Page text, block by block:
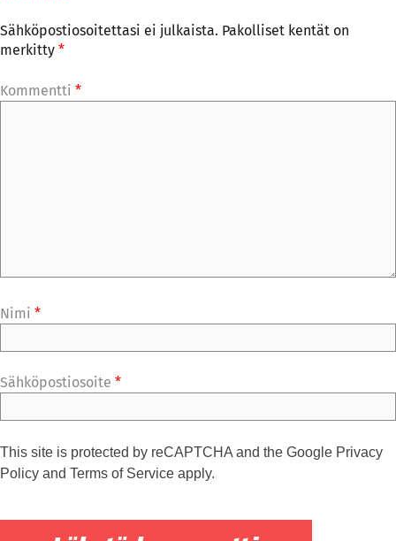
Sähköpostiosoitettasi ei julkaista. Pakolliset kentät on
merkitty *
Kommentti *
Nimi *
Sähköpostiosoite *
This site is protected by reCAPTCHA and the Google Privacy
Policy and Terms of Service apply.